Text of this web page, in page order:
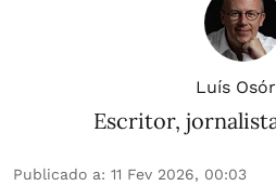
Luís
Escritor,
Publicado a: 11 Fev 2026, 00:03